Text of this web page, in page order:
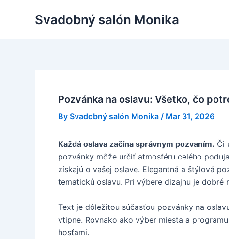
Svadobný salón Monika
Pozvánka na oslavu: Všetko, čo
By Svadobný salón Monika / Mar 31, 2026
Každá oslava začína správnym pozvaním. Či
pozvánky môže určiť atmosféru celého
získajú o vašej oslave. Elegantná a štýlová
tematickú oslavu. Pri výbere dizajnu je dobré
Text je dôležitou súčasťou pozvánky na
vtipne. Rovnako ako výber miesta a
hosťami.